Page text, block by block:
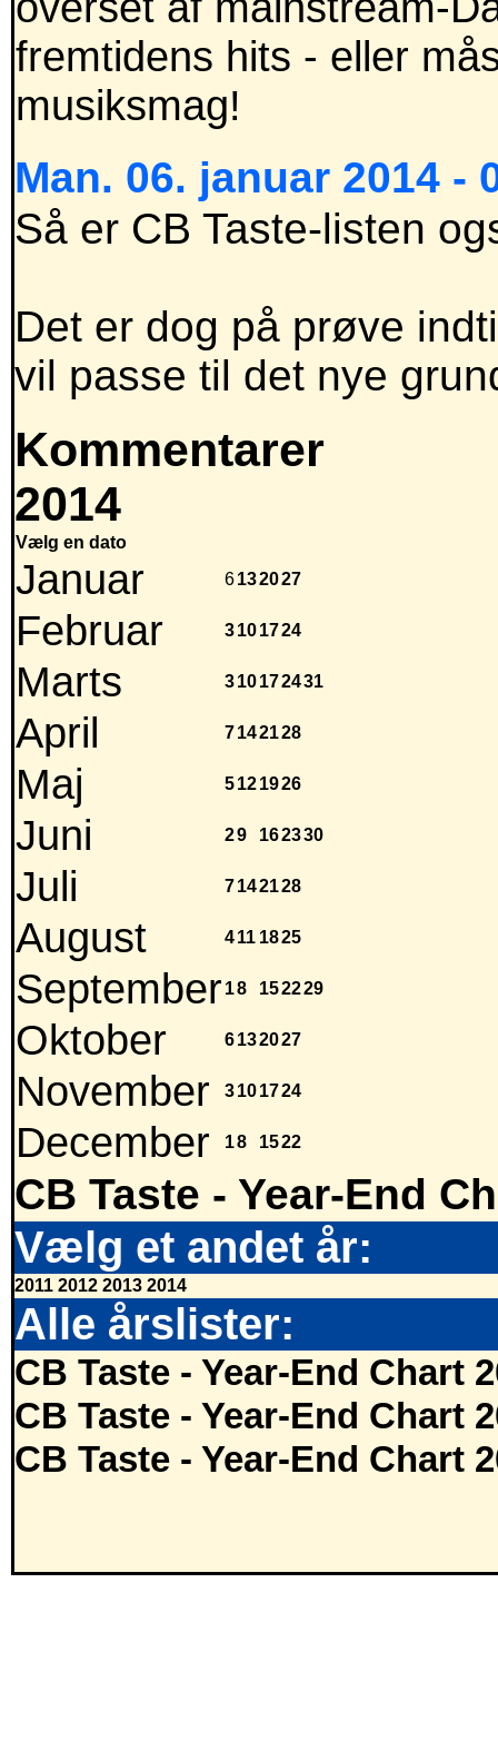
fremtidens hits - eller
musiksmag!
Man. 06. januar 2014 -
Så er CB Taste-listen
Det er dog på prøve
vil passe til det nye
Kommentarer
2014
Vælg en dato
Januar 6132027
Februar 3101724
Marts 310172431
April 7142128
Maj 5121926
Juni 29 162330
Juli 7142128
August 411 1825
September 18 152229
Oktober 6132027
November 3101724
December 18 1522
CB Taste - Year-End
Vælg et andet år:
2011 2012 2013 2014
Alle årslister:
CB Taste - Year-End Chart
CB Taste - Year-End Chart
CB Taste - Year-End Chart